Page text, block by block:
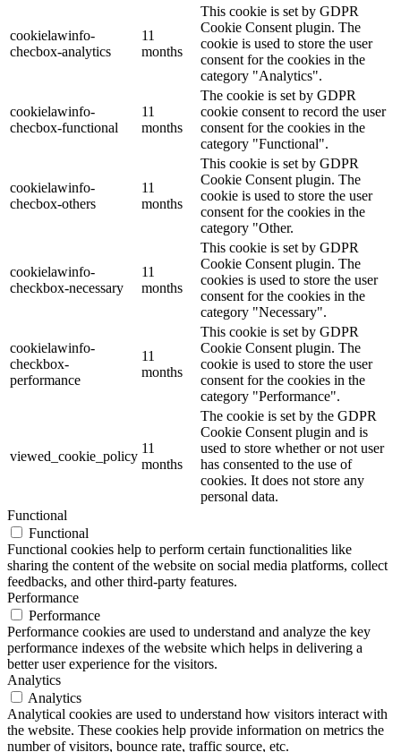
cookielawinfo-
checbox-analytics
11
months
This cookie is set by GDPR
Cookie Consent plugin. The
cookie is used to store the user
consent for the cookies in the
category "Analytics".
cookielawinfo-
checbox-functional
11
months
The cookie is set by GDPR
cookie consent to record the user
consent for the cookies in the
category "Functional".
cookielawinfo-
checbox-others
11
months
This cookie is set by GDPR
Cookie Consent plugin. The
cookie is used to store the user
consent for the cookies in the
category "Other.
cookielawinfo-
checkbox-necessary
11
months
This cookie is set by GDPR
Cookie Consent plugin. The
cookies is used to store the user
consent for the cookies in the
category "Necessary".
cookielawinfo-
checkbox-
performance
11
months
This cookie is set by GDPR
Cookie Consent plugin. The
cookie is used to store the user
consent for the cookies in the
category "Performance".
viewed_cookie_policy
11
months
The cookie is set by the GDPR
Cookie Consent plugin and is
used to store whether or not user
has consented to the use of
cookies. It does not store any
personal data.
Functional
Functional
Functional cookies help to perform certain functionalities like
sharing the content of the website on social media platforms, collect
feedbacks, and other third-party features.
Performance
Performance
Performance cookies are used to understand and analyze the key
performance indexes of the website which helps in delivering a
better user experience for the visitors.
Analytics
Analytics
Analytical cookies are used to understand how visitors interact with
the website. These cookies help provide information on metrics the
number of visitors, bounce rate, traffic source, etc.